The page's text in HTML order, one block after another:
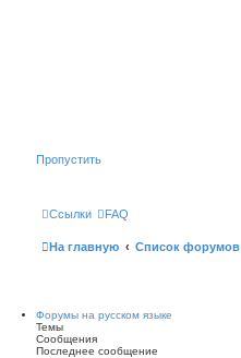
Пропустить
Ссылки FAQ
На главную Список форумов
Форумы на русском языке
Темы
Сообщения
Последнее сообщение